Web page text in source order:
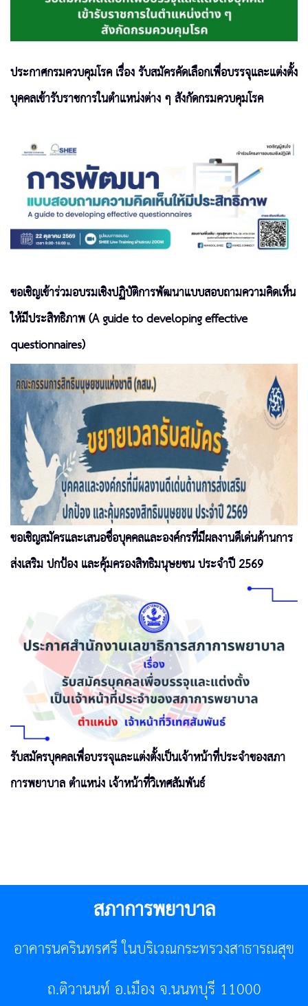
ประกาศกรมควบคุมโรค เรื่อง รับสมัครคัดเลือกเพื่อบรรจุและแต่งตั้ง
บุคคลเข้ารับราชการในตำแหน่งต่าง ๆ สังกัดกรมควบคุมโรค
ขอเชิญเข้าร่วมอบรมเชิงปฏิบัติการพัฒนาแบบสอบถามความคิดเห็น
ให้มีประสิทธิภาพ (A guide to developing effective
questionnaires)
ขอเชิญสมัครและเสนอชื่อบุคคลและองค์กรที่มีผลงานดีเด่นด้านการ
ส่งเสริม ปกป้อง และคุ้มครองสิทธิมนุษยชน ประจำปี 2569
รับสมัครบุคคลเพื่อบรรจุและแต่งตั้งเป็นเจ้าหน้าที่ประจำของสภา
การพยาบาล ตำแหน่ง เจ้าหน้าที่วิเทศสัมพันธ์
สภาการพยาบาล
อาคารนครินทรศรี ในบริเวณกระทรวงสาธารณสุข
ถ.ติวานนท์ อ.เมือง จ.นนทบุรี 11000